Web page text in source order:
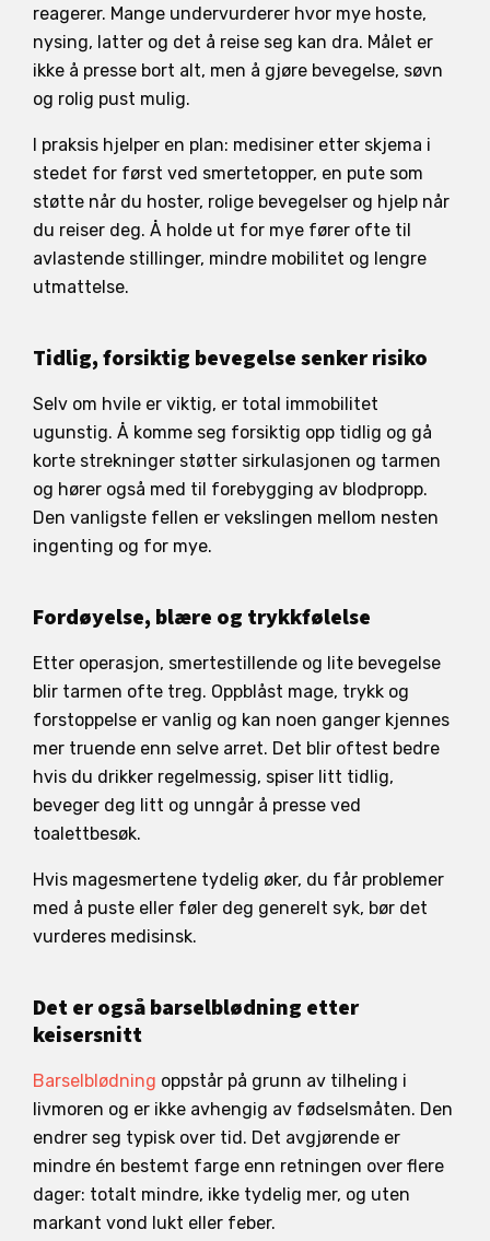
reagerer. Mange undervurderer hvor mye hoste,
nysing, latter og det å reise seg kan dra. Målet er
ikke å presse bort alt, men å gjøre bevegelse, søvn
og rolig pust mulig.
I praksis hjelper en plan: medisiner etter skjema i
stedet for først ved smertetopper, en pute som
støtte når du hoster, rolige bevegelser og hjelp når
du reiser deg. Å holde ut for mye fører ofte til
avlastende stillinger, mindre mobilitet og lengre
utmattelse.
Tidlig, forsiktig bevegelse senker risiko
Selv om hvile er viktig, er total immobilitet
ugunstig. Å komme seg forsiktig opp tidlig og gå
korte strekninger støtter sirkulasjonen og tarmen
og hører også med til forebygging av blodpropp.
Den vanligste fellen er vekslingen mellom nesten
ingenting og for mye.
Fordøyelse, blære og trykkfølelse
Etter operasjon, smertestillende og lite bevegelse
blir tarmen ofte treg. Oppblåst mage, trykk og
forstoppelse er vanlig og kan noen ganger kjennes
mer truende enn selve arret. Det blir oftest bedre
hvis du drikker regelmessig, spiser litt tidlig,
beveger deg litt og unngår å presse ved
toalettbesøk.
Hvis magesmertene tydelig øker, du får problemer
med å puste eller føler deg generelt syk, bør det
vurderes medisinsk.
Det er også barselblødning etter
keisersnitt
Barselblødning oppstår på grunn av tilheling i
livmoren og er ikke avhengig av fødselsmåten. Den
endrer seg typisk over tid. Det avgjørende er
mindre én bestemt farge enn retningen over flere
dager: totalt mindre, ikke tydelig mer, og uten
markant vond lukt eller feber.